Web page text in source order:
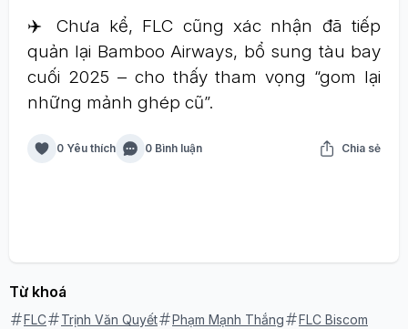
✈️ Chưa kể, FLC cũng xác nhận đã tiếp
quản lại Bamboo Airways, bổ sung tàu bay
cuối 2025 – cho thấy tham vọng “gom lại
những mảnh ghép cũ”.
0 Yêu thích 0 Bình luận Chia sẻ
Từ khoá
FLC Trịnh Văn Quyết Phạm Mạnh Thắng
FLC Biscom